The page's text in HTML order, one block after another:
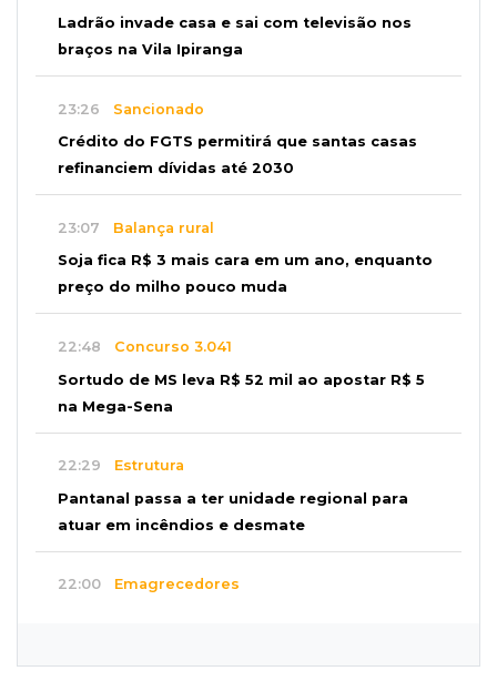
Ladrão invade casa e sai com televisão nos
braços na Vila Ipiranga
23:26 Sancionado
Crédito do FGTS permitirá que santas casas
refinanciem dívidas até 2030
23:07 Balança rural
Soja fica R$ 3 mais cara em um ano, enquanto
preço do milho pouco muda
22:48 Concurso 3.041
Sortudo de MS leva R$ 52 mil ao apostar R$ 5
na Mega-Sena
22:29 Estrutura
Pantanal passa a ter unidade regional para
atuar em incêndios e desmate
22:00 Emagrecedores